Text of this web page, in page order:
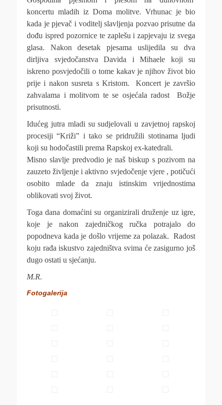
koncertu mladih iz Doma molitve. Vrhunac je bio
kada je pjevač i voditelj slavljenja pozvao prisutne da
dođu ispred pozornice te zaplešu i zapjevaju iz svega
glasa. Nakon desetak pjesama uslijedila su dva
dirljiva svjedočanstva Davida i Mihaele koji su
iskreno posvjedočili o tome kakav je njihov život bio
prije i nakon susreta s Kristom. Koncert je završio
zahvalama i molitvom te se osjećala radost Božje
prisutnosti.
Idućeg jutra mladi su sudjelovali u zavjetnoj rapskoj
procesiji “Križi” i tako se pridružili stotinama ljudi
koji su hodočastili prema Rapskoj ex-katedrali.
Misno slavlje predvodio je naš biskup s pozivom na
zauzeto življenje i aktivno svjedočenje vjere , potičući
osobito mlade da znaju istinskim vrijednostima
oblikovati svoj život.
Toga dana domaćini su organizirali druženje uz igre,
koje je nakon zajedničkog ručka potrajalo do
popodneva kada je došlo vrijeme za polazak. Radost
koju rađa iskustvo zajedništva svima će zasigurno još
dugo ostati u sjećanju.
M.R.
Fotogalerija